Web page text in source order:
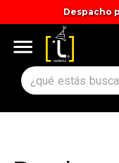
Despacho